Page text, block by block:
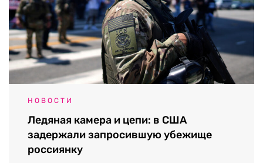
НОВОСТИ
Ледяная камера и цепи: в США
задержали запросившую убежище
россиянку